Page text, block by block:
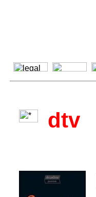
dtv